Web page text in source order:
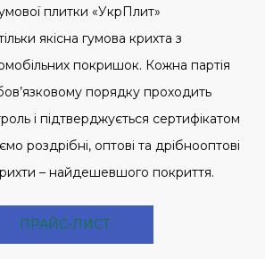
плитки «УкрПлит»
якісна гумова крихта з
покришок. Кожна партія
порядку проходить
і підтверджується сертифікатом
роздрібні, оптові та дрібнооптові
– найдешевшого покриття.
ПРАЙС-ЛИСТ